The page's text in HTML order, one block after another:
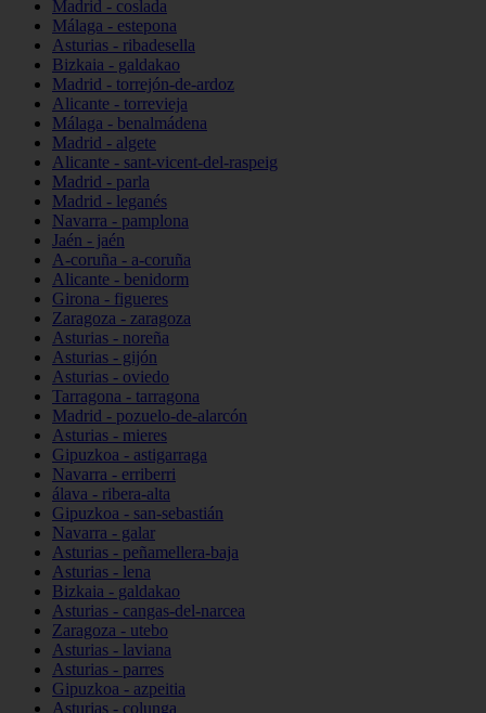
Madrid - coslada
Málaga - estepona
Asturias - ribadesella
Bizkaia - galdakao
Madrid - torrejón-de-ardoz
Alicante - torrevieja
Málaga - benalmádena
Madrid - algete
Alicante - sant-vicent-del-raspeig
Madrid - parla
Madrid - leganés
Navarra - pamplona
Jaén - jaén
A-coruña - a-coruña
Alicante - benidorm
Girona - figueres
Zaragoza - zaragoza
Asturias - noreña
Asturias - gijón
Asturias - oviedo
Tarragona - tarragona
Madrid - pozuelo-de-alarcón
Asturias - mieres
Gipuzkoa - astigarraga
Navarra - erriberri
álava - ribera-alta
Gipuzkoa - san-sebastián
Navarra - galar
Asturias - peñamellera-baja
Asturias - lena
Bizkaia - galdakao
Asturias - cangas-del-narcea
Zaragoza - utebo
Asturias - laviana
Asturias - parres
Gipuzkoa - azpeitia
Asturias - colunga